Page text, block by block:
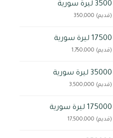
3500 ليرة سورية
(قديم) 350,000
17500 ليرة سورية
(قديم) 1,750,000
35000 ليرة سورية
(قديم) 3,500,000
175000 ليرة سورية
(قديم) 17,500,000